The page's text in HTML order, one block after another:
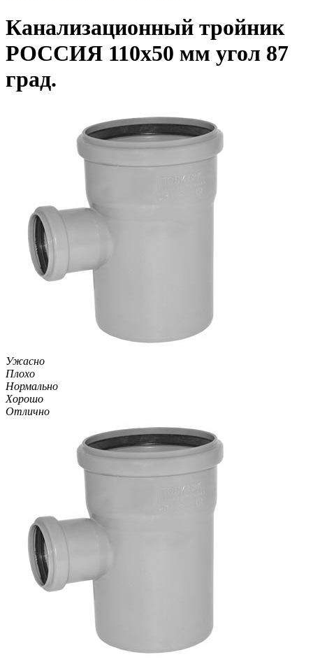
Канализационный тройник
РОССИЯ 110х50 мм угол 87
град.
Ужасно
Плохо
Нормально
Хорошо
Отлично